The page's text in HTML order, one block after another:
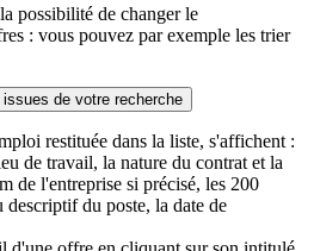
possibilité de changer le
: vous pouvez par exemple les trier
de votre recherche
restituée dans la liste, s'affichent :
de travail, la nature du contrat et la
de l'entreprise si précisé, les 200
descriptif du poste, la date de